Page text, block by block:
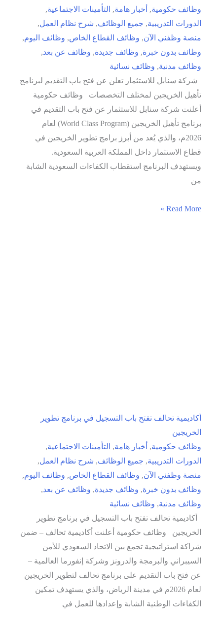
وظائف حكومية, أخبار هامة, التأمينات الاجتماعية,
الدورات التدريبية, جميع الوظائف, شرح نظام العمل,
منصة وظفني الآن, وظائف القطاع الخاص, وظائف اليوم,
وظائف بدون خبرة, وظائف جديدة, وظائف عن بعد,
وظائف مدنية, وظائف نسائية
شركة سنابل للاستثمار تعلن عن فتح باب التقديم لبرنامج
تأهيل الخريجين لمختلف التخصصات وظائف حكومية
أعلنت شركة سنابل للاستثمار عن فتح باب التقديم في
برنامج تأهيل الخريجين (World Class Program) لعام
2026م، والذي يُعد من أبرز برامج تطوير الخريجين في
قطاع الاستثمار داخل المملكة العربية السعودية.
ويستهدف البرنامج استقطاب الكفاءات السعودية الشابة
من
شركة
Read More »
أكاديمية تحالف تفتح باب التسجيل في برنامج تطوير
الخريجين
وظائف حكومية, أخبار هامة, التأمينات الاجتماعية,
الدورات التدريبية, جميع الوظائف, شرح نظام العمل,
منصة وظفني الآن, وظائف القطاع الخاص, وظائف اليوم,
وظائف بدون خبرة, وظائف جديدة, وظائف عن بعد,
وظائف مدنية, وظائف نسائية
أكاديمية تحالف تفتح باب التسجيل في برنامج تطوير
الخريجين وظائف حكومية أعلنت أكاديمية تحالف – ضمن
شراكة استراتيجية تجمع بين الاتحاد السعودي للأمن
السيبراني والبرمجة والدرونز وشركة إنفورما العالمية –
عن فتح باب التقديم على برنامج تحالف لتطوير الخريجين
لعام 2026م في مدينة الرياض، والذي يستهدف تمكين
الكفاءات الوطنية الشابة وإعدادها للعمل في